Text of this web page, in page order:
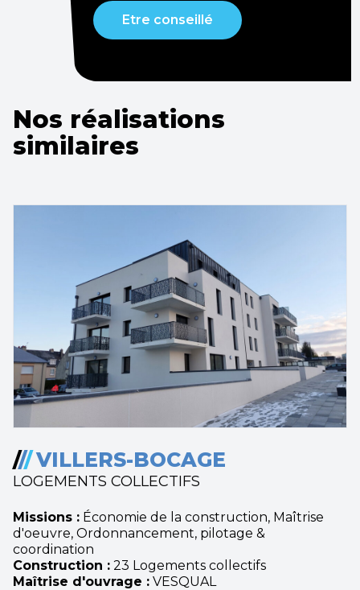
Etre conseillé
Nos réalisations
similaires
/// VILLERS-BOCAGE
LOGEMENTS COLLECTIFS
Missions : Économie de la construction, Maîtrise
d'oeuvre, Ordonnancement, pilotage &
coordination
Construction : 23 Logements collectifs
Maîtrise d'ouvrage : VESQUAL